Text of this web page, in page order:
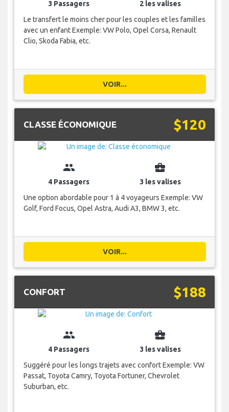
3 Passagers
2 les valises
Le transfert le moins cher pour les couples et les familles
avec un enfant Exemple: VW Polo, Opel Corsa, Renault
Clio, Skoda Fabia, etc.
VOIR...
CLASSE ÉCONOMIQUE $120
group
4 Passagers
business_center
3 les valises
Une option abordable pour 1 à 4 voyageurs Exemple: VW
Golf, Ford Focus, Opel Astra, Audi A3, BMW 3, etc.
VOIR...
CONFORT $188
group
4 Passagers
business_center
3 les valises
Suggéré pour les longs trajets avec confort Exemple: VW
Passat, Toyota Camry, Toyota Fortuner, Chevrolet
Suburban, etc.